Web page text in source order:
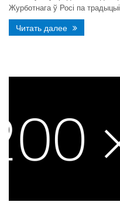
Журботнага ў Росі па
Читать далее